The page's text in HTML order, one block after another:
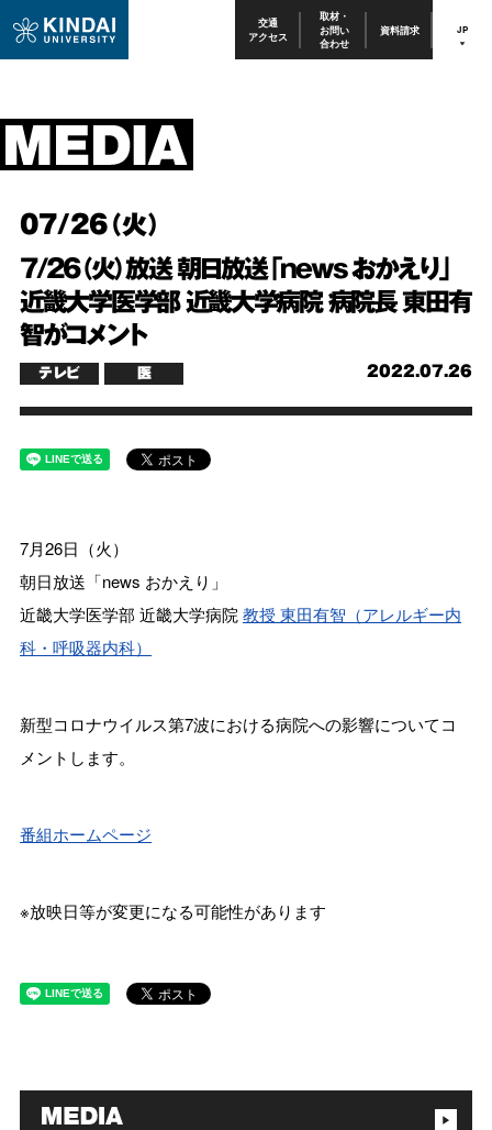
交通
アクセス
取材・
お問い
合わせ
資料請求 JP
07/26（火）
7/26（火）放送 朝日放送「news おかえり」
近畿大学医学部 近畿大学病院 病院長 東田有
智がコメント
2022.07.26
テレビ 医
7月26日（火）
朝日放送「news おかえり」
近畿大学医学部 近畿大学病院教授 東田有智（アレルギー内
科・呼吸器内科）
新型コロナウイルス第7波における病院への影響についてコ
メントします。
番組ホームページ
※放映日等が変更になる可能性があります